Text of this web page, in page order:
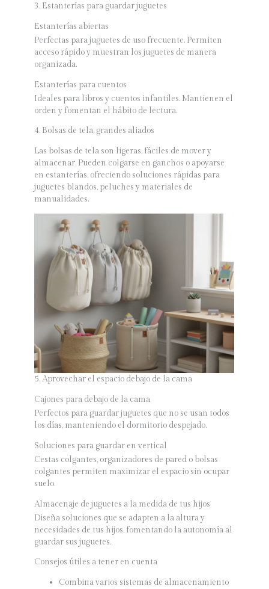
3. Estanterías para guardar juguetes
Estanterías abiertas
Perfectas para juguetes de uso frecuente. Permiten
acceso rápido y muestran los juguetes de manera
organizada.
Estanterías para cuentos
Ideales para libros y cuentos infantiles. Mantienen el
orden y fomentan el hábito de lectura.
4. Bolsas de tela, grandes aliados
Las bolsas de tela son ligeras, fáciles de mover y
almacenar. Pueden colgarse en ganchos o apoyarse
en estanterías, ofreciendo soluciones rápidas para
juguetes blandos, peluches y materiales de
manualidades.
5. Aprovechar el espacio debajo de la cama
Cajones para debajo de la cama
Perfectos para guardar juguetes que no se usan todos
los días, manteniendo el dormitorio despejado.
Soluciones para guardar en vertical
Cestas colgantes, organizadores de pared o bolsas
colgantes permiten maximizar el espacio sin ocupar
suelo.
Almacenaje de juguetes a la medida de tus hijos
Diseña soluciones que se adapten a la altura y
necesidades de tus hijos, fomentando la autonomía al
guardar sus juguetes.
Consejos útiles a tener en cuenta
Combina varios sistemas de almacenamiento